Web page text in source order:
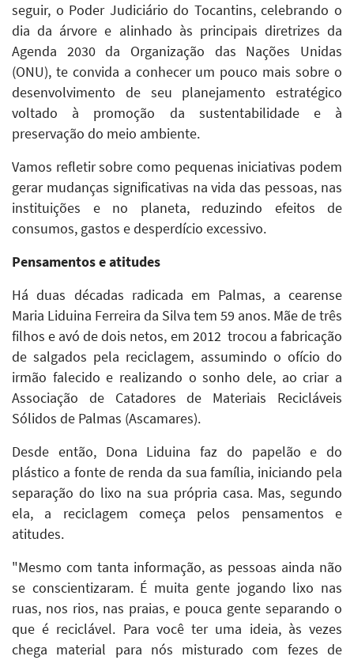
seguir, o Poder Judiciário do Tocantins, celebrando o
dia da árvore e alinhado às principais diretrizes da
Agenda 2030 da Organização das Nações Unidas
(ONU), te convida a conhecer um pouco mais sobre o
desenvolvimento de seu planejamento estratégico
voltado à promoção da sustentabilidade e à
preservação do meio ambiente.
Vamos refletir sobre como pequenas iniciativas podem
gerar mudanças significativas na vida das pessoas, nas
instituições e no planeta, reduzindo efeitos de
consumos, gastos e desperdício excessivo.
Pensamentos e atitudes
Há duas décadas radicada em Palmas, a cearense
Maria Liduina Ferreira da Silva tem 59 anos. Mãe de três
filhos e avó de dois netos, em 2012 trocou a fabricação
de salgados pela reciclagem, assumindo o ofício do
irmão falecido e realizando o sonho dele, ao criar a
Associação de Catadores de Materiais Recicláveis
Sólidos de Palmas (Ascamares).
Desde então, Dona Liduina faz do papelão e do
plástico a fonte de renda da sua família, iniciando pela
separação do lixo na sua própria casa. Mas, segundo
ela, a reciclagem começa pelos pensamentos e
atitudes.
"Mesmo com tanta informação, as pessoas ainda não
se conscientizaram. É muita gente jogando lixo nas
ruas, nos rios, nas praias, e pouca gente separando o
que é reciclável. Para você ter uma ideia, às vezes
chega material para nós misturado com fezes de